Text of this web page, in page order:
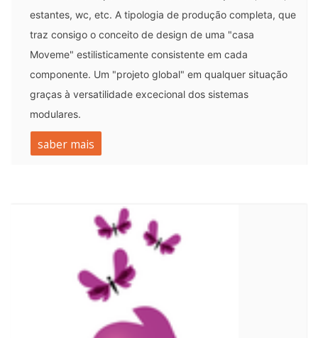
estantes, wc, etc. A tipologia de produção completa, que
traz consigo o conceito de design de uma "casa
Moveme" estilisticamente consistente em cada
componente. Um "projeto global" em qualquer situação
graças à versatilidade excecional dos sistemas
modulares.
saber mais